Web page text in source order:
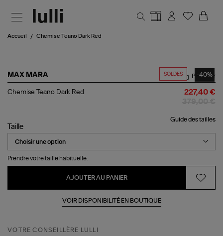
Accueil Chemise Teano Dark Red
SOLDES -40%
MAX MARA
Chemise
Partager
Chemise Teano Dark Red 227,40 €
Guide des tailles
Taille
Prendre votre taille habituelle.
AJOUTER AU PANIER
VOIR DISPONIBILITÉ EN BOUTIQUE
VOTRE CONSEILLÈRE LULLI